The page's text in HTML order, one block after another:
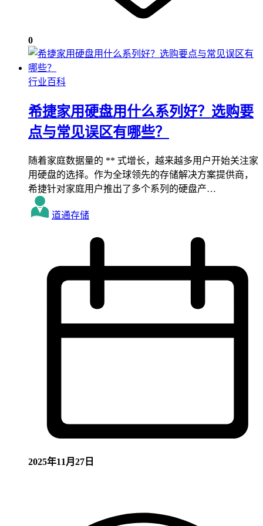
0
行业百科
希捷家用硬盘用什么系列好？选购要
点与常见误区有哪些？
随着家庭数据量的 ** 式增长，越来越多用户开始关注家
用硬盘的选择。作为全球领先的存储解决方案提供商，
希捷针对家庭用户推出了多个系列的硬盘产…
道通存储
2025年11月27日